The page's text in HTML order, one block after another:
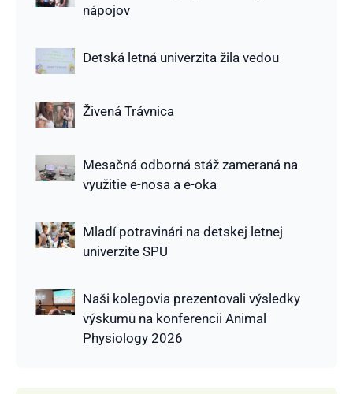
nápojov
Detská letná univerzita žila vedou
Živená Trávnica
Mesačná odborná stáž zameraná na
využitie e-nosa a e-oka
Mladí potravinári na detskej letnej
univerzite SPU
Naši kolegovia prezentovali výsledky
výskumu na konferencii Animal
Physiology 2026